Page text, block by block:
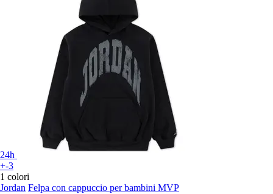
24h
+-3
1 colori
Jordan Felpa con cappuccio per bambini MVP